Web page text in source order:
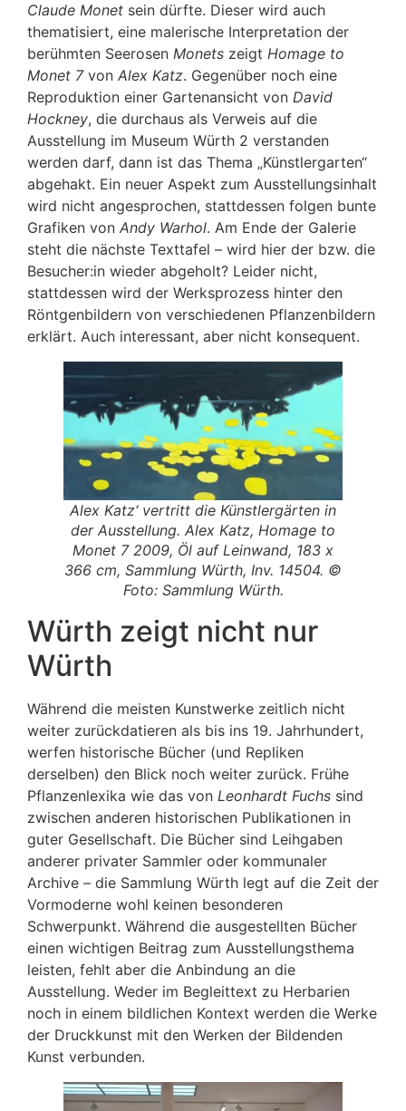
Claude Monet sein dürfte. Dieser wird auch
thematisiert, eine malerische Interpretation der
berühmten Seerosen Monets zeigt Homage to
Monet 7von Alex Katz. Gegenüber noch eine
Reproduktion einer Gartenansicht von David
Hockney, die durchaus als Verweis auf die
Ausstellung im Museum Würth 2 verstanden
werden darf, dann ist das Thema „Künstlergarten“
abgehakt. Ein neuer Aspekt zum Ausstellungsinhalt
wird nicht angesprochen, stattdessen folgen bunte
Grafiken von Andy Warhol. Am Ende der Galerie
steht die nächste Texttafel – wird hier der bzw. die
Besucher:in wieder abgeholt? Leider nicht,
stattdessen wird der Werksprozess hinter den
Röntgenbildern von verschiedenen Pflanzenbildern
erklärt. Auch interessant, aber nicht konsequent.
Alex Katz‘ vertritt die Künstlergärten in
der Ausstellung. Alex Katz, Homage to
Monet 7 2009, Öl auf Leinwand, 183 x
366 cm, Sammlung Würth, Inv. 14504. ©
Foto: Sammlung Würth.
Würth zeigt nicht nur
Würth
Während die meisten Kunstwerke zeitlich nicht
weiter zurückdatieren als bis ins 19. Jahrhundert,
werfen historische Bücher (und Repliken
derselben) den Blick noch weiter zurück. Frühe
Pflanzenlexika wie das von Leonhardt Fuchs sind
zwischen anderen historischen Publikationen in
guter Gesellschaft. Die Bücher sind Leihgaben
anderer privater Sammler oder kommunaler
Archive – die Sammlung Würth legt auf die Zeit der
Vormoderne wohl keinen besonderen
Schwerpunkt. Während die ausgestellten Bücher
einen wichtigen Beitrag zum Ausstellungsthema
leisten, fehlt aber die Anbindung an die
Ausstellung. Weder im Begleittext zu Herbarien
noch in einem bildlichen Kontext werden die Werke
der Druckkunst mit den Werken der Bildenden
Kunst verbunden.